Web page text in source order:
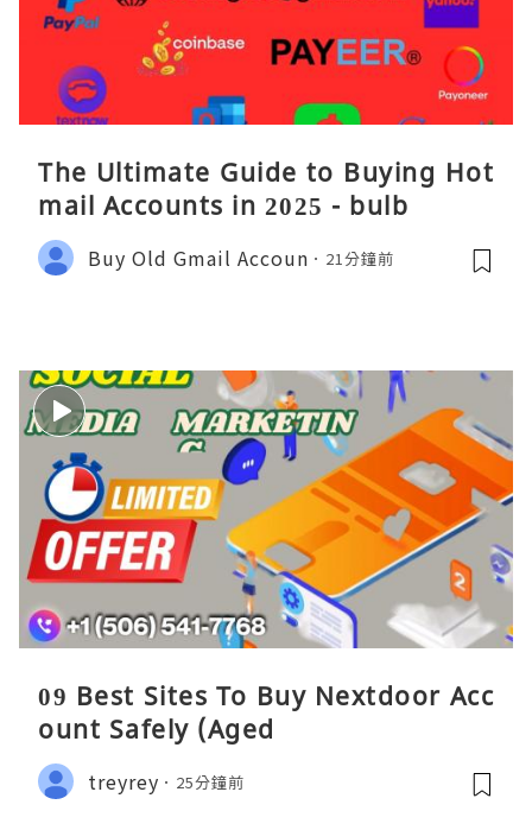
The Ultimate Guide to Buying Hot
mail Accounts in 2025 - bulb
Buy Old Gmail Accoun 21分鐘前
09 Best Sites To Buy Nextdoor Acc
ount Safely (Aged
treyrey 25分鐘前